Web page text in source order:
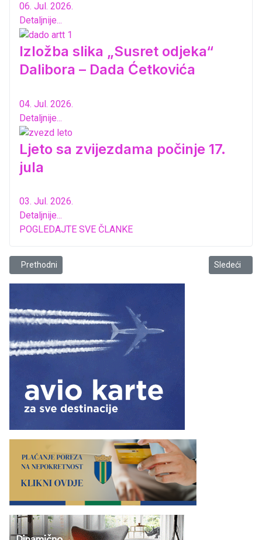
06. Jul. 2026.
Detaljnije...
Izložba slika „Susret odjeka“
Dalibora – Dada Ćetkovića
04. Jul. 2026.
Detaljnije...
Ljeto sa zvijezdama počinje 17.
jula
03. Jul. 2026.
Detaljnije...
POGLEDAJTE SVE ČLANKE
Prethodni članak: Predstava „Dom Bernarde Albe“ na „Ljetopisu“ 5.
Prethodni Sledeći
Sledeći